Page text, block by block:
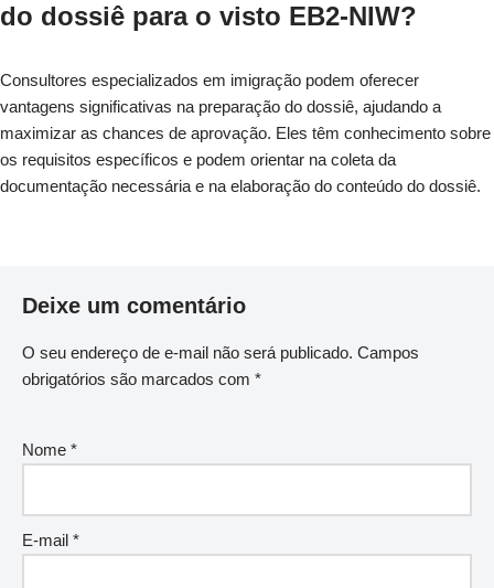
do dossiê para o visto EB2-NIW?
Consultores especializados em imigração podem oferecer
vantagens significativas na preparação do dossiê, ajudando a
maximizar as chances de aprovação. Eles têm conhecimento sobre
os requisitos específicos e podem orientar na coleta da
documentação necessária e na elaboração do conteúdo do dossiê.
Deixe um comentário
O seu endereço de e-mail não será publicado. Campos
obrigatórios são marcados com *
Nome *
E-mail *